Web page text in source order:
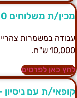
ת משלוחים 10000 ש"ח צהריים פלמחים
ש"ח.
כאן לפרטים
ת עם ניסיון